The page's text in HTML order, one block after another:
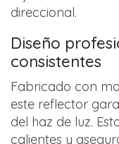
direccional.
Diseño
consistentes
Fabricado con
este reflector
del haz de luz.
calientes y